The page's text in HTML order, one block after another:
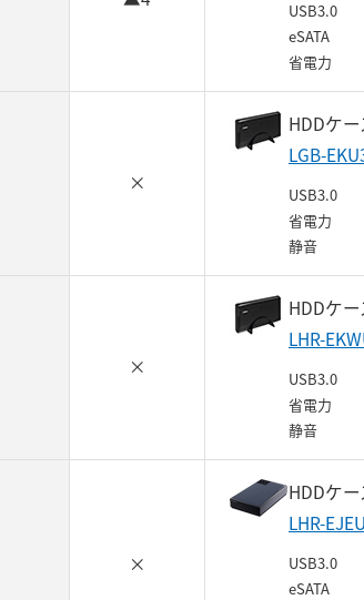
USB3.0
eSATA
省電力
×
HDDケー
LGB-
USB3.0
省電力
静音
×
HDDケー
LHR-
USB3.0
省電力
静音
×
HDDケー
LHR-
USB3.0
eSATA